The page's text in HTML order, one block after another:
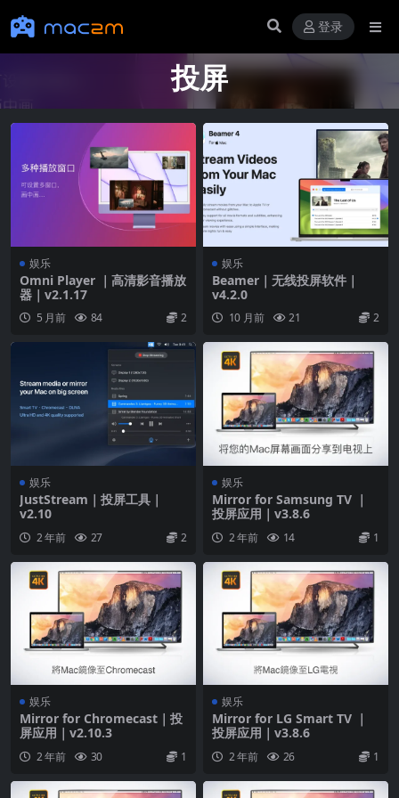
登录
投屏
娱乐
Omni Player ｜高清影音播放
器｜v2.1.17
5 月前 84 2
娱乐
Beamer｜无线投屏软件｜
v4.2.0
10 月前 21 2
娱乐
JustStream｜投屏工具｜
v2.10
2 年前 27 2
娱乐
Mirror for Samsung TV ｜
投屏应用｜v3.8.6
2 年前 14 1
娱乐
Mirror for Chromecast｜投
屏应用｜v2.10.3
2 年前 30 1
娱乐
Mirror for LG Smart TV ｜
投屏应用｜v3.8.6
2 年前 26 1